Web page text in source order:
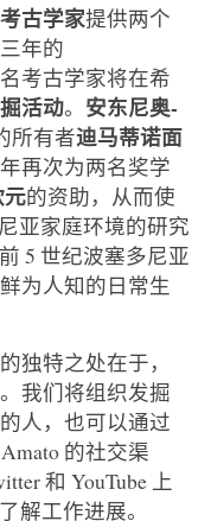
古学家提供两个
年的
考古学家将在希
活动。 安东尼奥-
所有者迪马蒂诺面
再次为两名奖学
元的资助，从而使
亚家庭环境的研究
5 世纪波塞多尼亚
为人知的日常生
独特之处在于，
我们将组织发掘
人，也可以通过
的社交渠
和 YouTube 上
解工作进展。